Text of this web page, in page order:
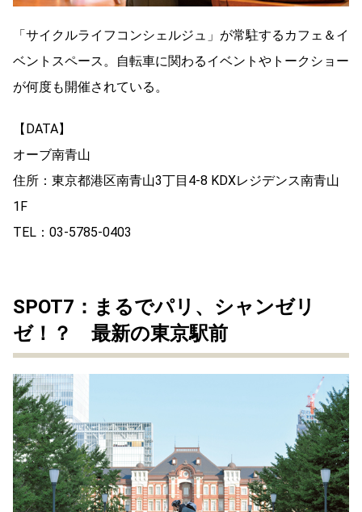
「サイクルライフコンシェルジュ」が常駐するカフェ＆イ
ベントスペース。自転車に関わるイベントやトークショー
が何度も開催されている。
【DATA】
オーブ南青山
住所：東京都港区南青山3丁目4-8 KDXレジデンス南青山
1F
TEL：03-5785-0403
SPOT7：まるでパリ、シャンゼリ
ゼ！？ 最新の東京駅前